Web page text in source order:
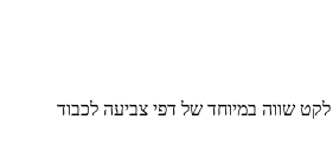
שווה במיוחד של דפי צביעה לכבוד